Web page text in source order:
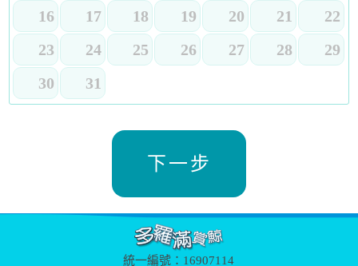
16
17 18 19 20 21
22
23
24 25 26 27 28
29
30
31
統一編號：16907114